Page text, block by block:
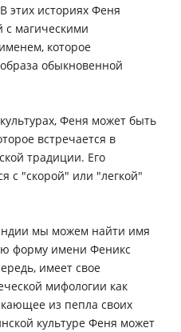
этих историях Феня
с магическими
которое
обыкновенной
Феня может быть
встречается в
традиции. Его
с "скорой" или "легкой"
мы можем найти имя
форму имени Феникс
имеет свое
мифологии как
из пепла своих
культуре Феня может